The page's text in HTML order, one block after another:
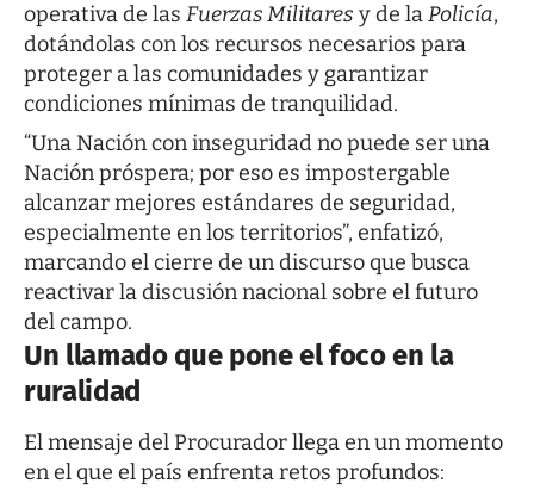
operativa de las Fuerzas Militares y de laPolicía,
dotándolas con los recursos necesarios para
proteger a las comunidades y garantizar
condiciones mínimas de tranquilidad.
“Una Nación con inseguridad no puede ser una
Nación próspera; por eso es impostergable
alcanzar mejores estándares de seguridad,
especialmente en los territorios”, enfatizó,
marcando el cierre de un discurso que busca
reactivar la discusión nacional sobre el futuro
del campo.
Un llamado que pone el foco en la
ruralidad
El mensaje del Procurador llega en un momento
en el que el país enfrenta retos profundos: